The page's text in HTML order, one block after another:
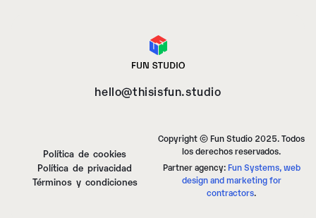
hello@thisisfun.studio
Política de cookies
Política de privacidad
Términos y condiciones
Copyright © Fun Studio 2025. Todos
los derechos reservados.
Partner agency:Fun Systems, web
design and marketing for
contractors.